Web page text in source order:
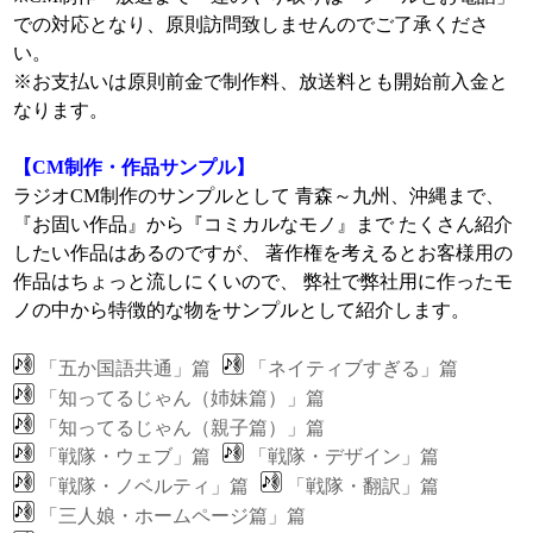
での対応となり、原則訪問致しませんのでご了承くださ
い。
※お支払いは原則前金で制作料、放送料とも開始前入金と
なります。
【CM制作・作品サンプル】
ラジオCM制作のサンプルとして 青森～九州、沖縄まで、
『お固い作品』から『コミカルなモノ』まで たくさん紹介
したい作品はあるのですが、 著作権を考えるとお客様用の
作品はちょっと流しにくいので、 弊社で弊社用に作ったモ
ノの中から特徴的な物をサンプルとして紹介します。
「五か国語共通」篇
「ネイティブすぎる」篇
「知ってるじゃん（姉妹篇）」篇
「知ってるじゃん（親子篇）」篇
「戦隊・ウェブ」篇
「戦隊・デザイン」篇
「戦隊・ノベルティ」篇
「戦隊・翻訳」篇
「三人娘・ホームページ篇」篇